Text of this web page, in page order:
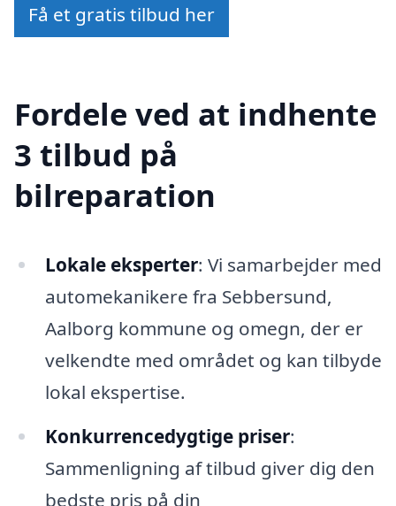
Få et gratis tilbud her
Fordele ved at indhente
3 tilbud på
bilreparation
Lokale eksperter: Vi samarbejder med
automekanikere fra Sebbersund,
Aalborg kommune og omegn, der er
velkendte med området og kan tilbyde
lokal ekspertise.
Konkurrencedygtige priser:
Sammenligning af tilbud giver dig den
bedste pris på din